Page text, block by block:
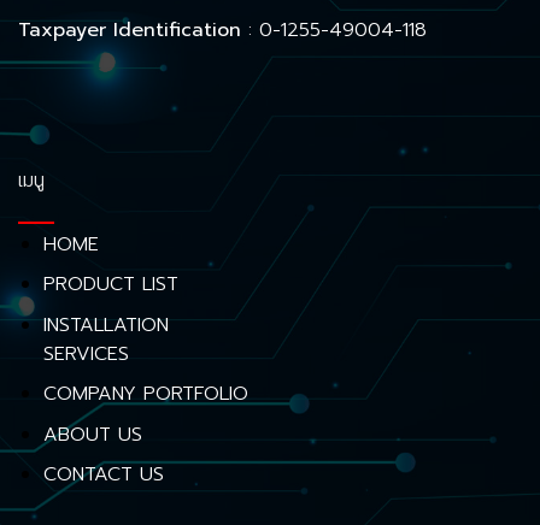
Taxpayer Identification : 0-1255-49004-118
เมนู
HOME
PRODUCT LIST
INSTALLATION
SERVICES
COMPANY PORTFOLIO
ABOUT US
CONTACT US